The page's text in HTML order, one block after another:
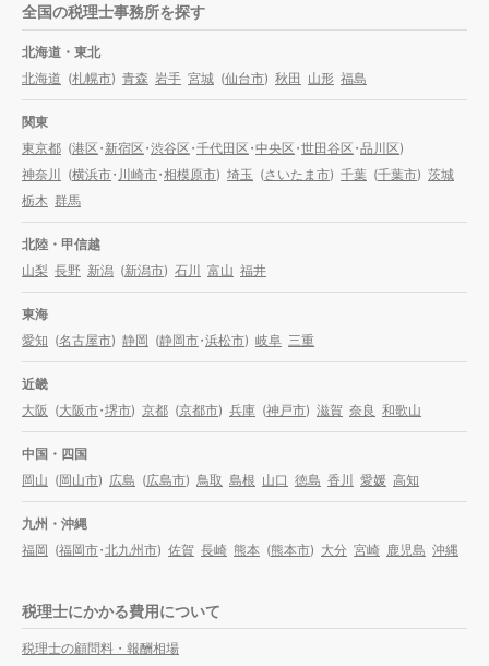
全国の税理士事務所を探す
北海道・東北
北海道 (札幌市) 青森 岩手 宮城 (仙台市) 秋田 山形 福島
関東
東京都 (港区・新宿区・渋谷区・千代田区・中央区・世田谷区・品川区)
神奈川
(横浜市・ 川崎市・相模原市) 埼玉 (さいたま市) 千葉 (千葉市) 茨城
栃木 群馬
北陸・甲信越
山梨 長野 新潟 (新潟市) 石川 富山 福井
東海
愛知 (名古屋市) 静岡 (静岡市・浜松市) 岐阜 三重
近畿
大阪 (大阪市・堺市) 京都 (京都市) 兵庫 (神戸市) 滋賀 奈良 和歌山
中国・四国
岡山 (岡山市) 広島 (広島市) 鳥取 島根 山口 徳島 香川 愛媛 高知
九州・沖縄
福岡 (福岡市・北九州市) 佐賀 長崎 熊本 (熊本市) 大分 宮崎 鹿児島 沖縄
税理士にかかる費用について
税理士の顧問料・報酬相場